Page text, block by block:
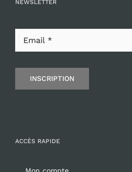
NEWSLETTER
INSCRIPTION
ACCÈS RAPIDE
Mon compte